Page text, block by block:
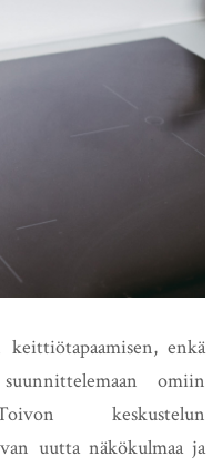
enkä
omiin
keskustelun
uutta näkökulmaa ja